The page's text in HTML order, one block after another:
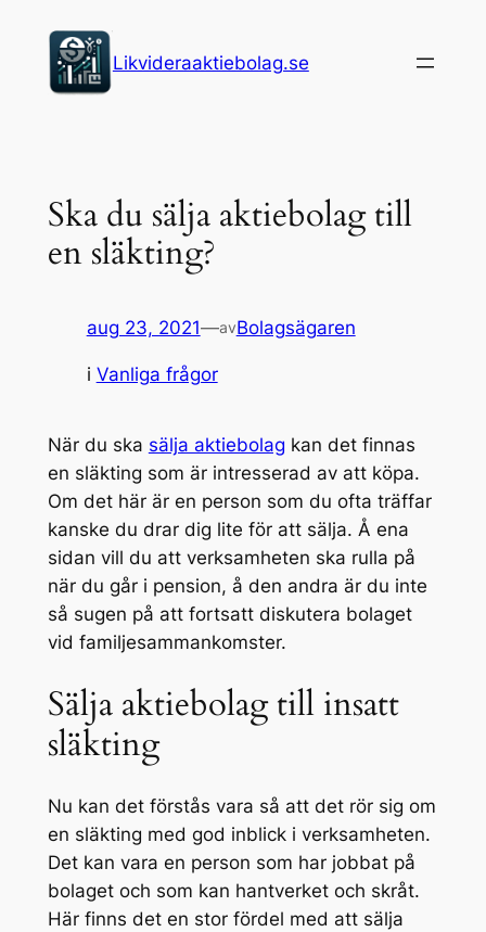
innehåll
Likvideraaktiebolag.se
Ska du sälja aktiebolag till
en släkting?
aug 23, 2021—avBolagsägaren
i Vanliga frågor
När du ska sälja aktiebolag kan det finnas
en släkting som är intresserad av att köpa.
Om det här är en person som du ofta träffar
kanske du drar dig lite för att sälja. Å ena
sidan vill du att verksamheten ska rulla på
när du går i pension, å den andra är du inte
så sugen på att fortsatt diskutera bolaget
vid familjesammankomster.
Sälja aktiebolag till insatt
släkting
Nu kan det förstås vara så att det rör sig om
en släkting med god inblick i verksamheten.
Det kan vara en person som har jobbat på
bolaget och som kan hantverket och skråt.
Här finns det en stor fördel med att sälja